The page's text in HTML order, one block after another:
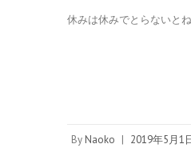
休みは休みでとらないと
By Naoko | 2019年5月1